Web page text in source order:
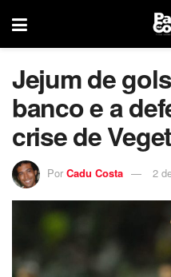
Jejum de
banco e a
crise de
Por Cadu Costa 2